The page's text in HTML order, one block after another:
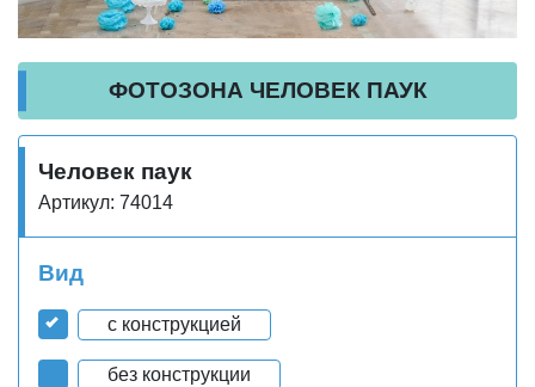
ФОТОЗОНА ЧЕЛОВЕК ПАУК
Человек паук
Артикул: 74014
Вид
с конструкцией
без конструкции